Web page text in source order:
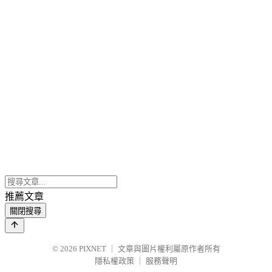
推薦文章
關閉搜尋
© 2026 PIXNET
文章與圖片權利屬原作者所有
隱私權政策
服務聲明